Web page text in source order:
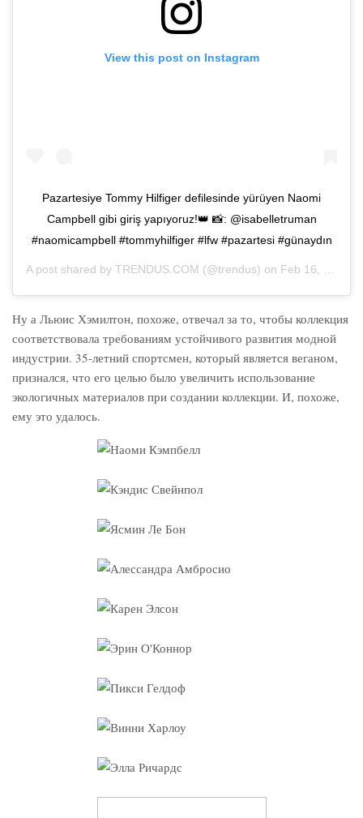
View this post on Instagram
Pazartesiye Tommy Hilfiger defilesinde yürüyen Naomi
Campbell gibi giriş yapıyoruz!👑 📸: @isabelletruman
#naomicampbell #tommyhilfiger #lfw #pazartesi #günaydın
A post shared by TRENDUS.COM (@trendus) on Feb 16, 2020 at 11:37pm PST
Ну а Льюис Хэмилтон, похоже, отвечал за то, чтобы коллекция
соответствовала требованиям устойчивого развития модной
индустрии. 35-летний спортсмен, который является веганом,
признался, что его целью было увеличить использование
экологичных материалов при создании коллекции. И, похоже,
ему это удалось.